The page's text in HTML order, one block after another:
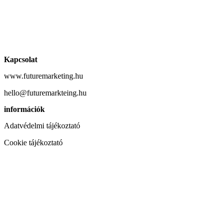
Kapcsolat
www.futuremarketing.hu
hello@futuremarkteing.hu
információk
Adatvédelmi tájékoztató
Cookie tájékoztató